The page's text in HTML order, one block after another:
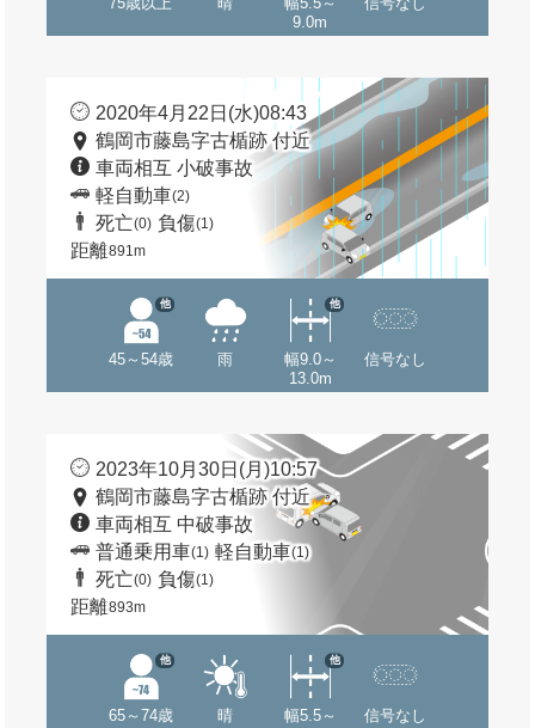
9.0m
2020年4月22日(水)08:43
鶴岡市藤島字古楯跡 付近
車両相互 小破事故
軽自動車(2)
死亡(0) 負傷(1)
距離891m
45～54歳
他
雨
幅9.0～
13.0m
他
信号なし
2023年10月30日(月)10:57
鶴岡市藤島字古楯跡 付近
車両相互 中破事故
普通乗用車(1) 軽自動車(1)
死亡(0) 負傷(1)
距離893m
65～74歳
他
晴
幅5.5～
他
信号なし